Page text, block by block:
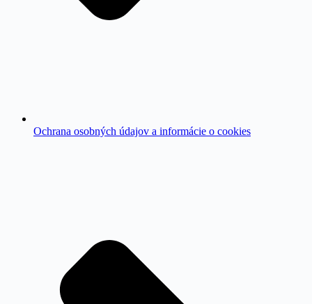
Ochrana osobných údajov a informácie o cookies